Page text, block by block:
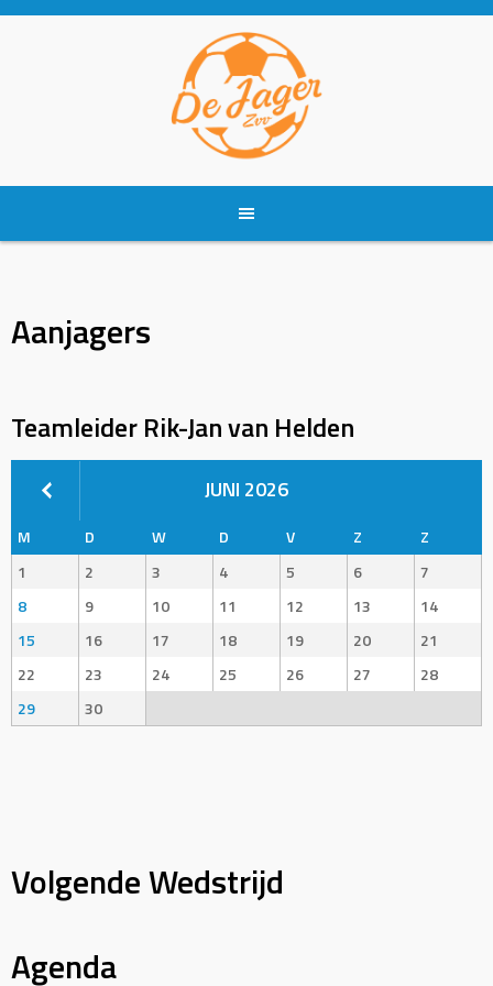
Skip
Aanjagers
TeamleiderRik-Jan van Helden
JUNI 2026
M D W D V Z
Z
1
2 3 4 5 6
7
8
9 10 11 12 13
14
15
16 17 18 19 20
21
22
23 24 25 26 27
28
29
30
Volgende Wedstrijd
Agenda